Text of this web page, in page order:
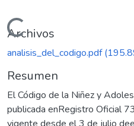
Cargando...
Archivos
analisis_del_codigo.pdf
Resumen
El Código de la Niñez y
publicada enRegistro Oficial